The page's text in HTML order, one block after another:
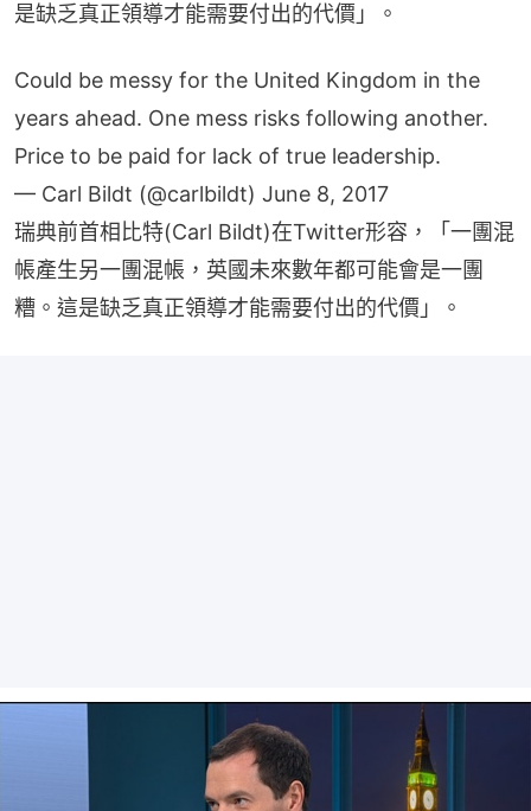
是缺乏真正領導才能需要付出的代價」。
Could be messy for the United Kingdom in the
years ahead. One mess risks following another.
Price to be paid for lack of true leadership.
— Carl Bildt (@carlbildt) June 8, 2017
瑞典前首相比特(Carl Bildt)在Twitter形容，「一團混
帳產生另一團混帳，英國未來數年都可能會是一團
糟。這是缺乏真正領導才能需要付出的代價」。